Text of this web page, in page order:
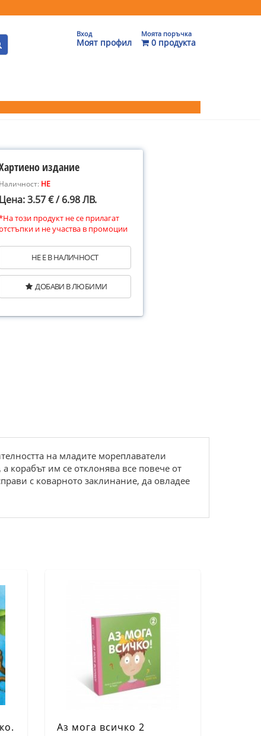
Вход
Моят профил
Моята поръчка
0 продукта
издание
Наличност: НЕ
Цена: 3.57 € / 6.98 ЛВ.
този продукт не се прилагат
и не участва в промоции
НЕ Е В НАЛИЧНОСТ
ДОБАВИ В ЛЮБИМИ
на младите мореплаватели
корабът им се отклонява все повече от
с коварното заклинание, да овладее
Аз мога всичко 2